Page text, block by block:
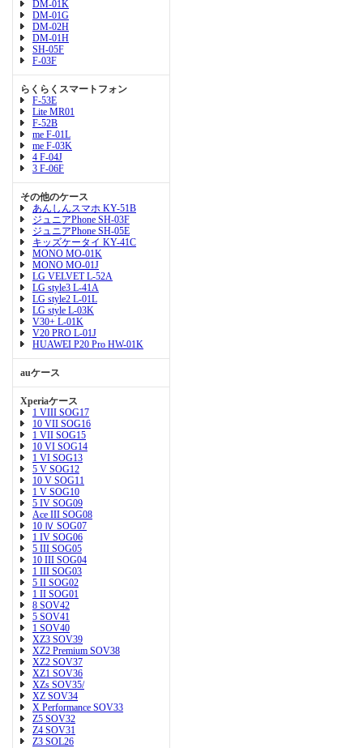
DM-01K
DM-01G
DM-02H
DM-01H
SH-05F
F-03F
らくらくスマートフォン
F-53E
Lite MR01
F-52B
me F-01L
me F-03K
4 F-04J
3 F-06F
その他のケース
あんしんスマホ KY-51B
ジュニアPhone SH-03F
ジュニアPhone SH-05E
キッズケータイ KY-41C
MONO MO-01K
MONO MO-01J
LG VELVET L-52A
LG style3 L-41A
LG style2 L-01L
LG style L-03K
V30+ L-01K
V20 PRO L-01J
HUAWEI P20 Pro HW-01K
auケース
Xperiaケース
1 VIII SOG17
10 VII SOG16
1 VII SOG15
10 VI SOG14
1 VI SOG13
5 V SOG12
10 V SOG11
1 V SOG10
5 IV SOG09
Ace III SOG08
10 Ⅳ SOG07
1 IV SOG06
5 III SOG05
10 III SOG04
1 III SOG03
5 II SOG02
1 II SOG01
8 SOV42
5 SOV41
1 SOV40
XZ3 SOV39
XZ2 Premium SOV38
XZ2 SOV37
XZ1 SOV36
XZs SOV35/
XZ SOV34
X Performance SOV33
Z5 SOV32
Z4 SOV31
Z3 SOL26